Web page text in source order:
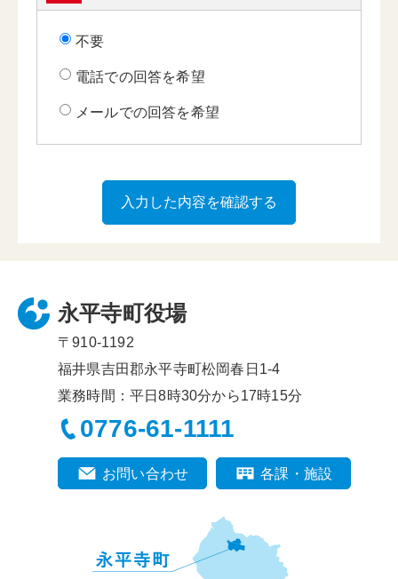
不要
電話での回答を希望
メールでの回答を希望
永平寺町役場
〒910-1192
福井県吉田郡永平寺町松岡春日1-4
業務時間：平日8時30分から17時15分
0776-61-1111
お問い合わせ 各課・施設